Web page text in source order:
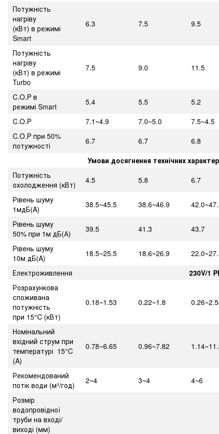
Потужність
нагріву
(кВт) в режимі
Smart
6.3 7.5 9.5
Потужність
нагріву
(кВт) в режимі
Turbo
7.5 9.0 11.5
C.O.P в
режимі Smart
5.4 5.5
5.2
C.O.P
7.1~4.9 7.0~5.0
7.5~4.5
C.O.P при 50%
потужності
6.7 6.7
6.8
Умови досягнення технічних
Потужність
охолодження (кВт)
4.5 5.8
6.7
Рівень шуму
1мдБ(A)
38.5~45.5 38.6~46.9
Рівень шуму
50% при 1м дБ(А)
39.5 41.3
43.7
Рівень шуму
10м дБ(A)
18.5~25.5 18.6~26.9
Електроживлення
230V/1
Розрахункова
споживана
потужність
при 15°C (кВт)
0.18~1.53 0.22~1.8
Номінальний
вхідний струм при
температурі 15°C
(A)
0.78~6.65 0.96~7.82
Рекомендований
потік води (м³/год)
2~4 3~4
4~6
Розмір
водопровідної
труби на вході/
виході (мм)